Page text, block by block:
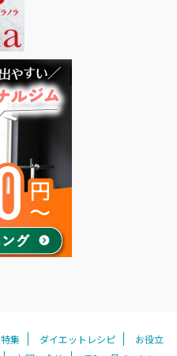
特集 ダイエットレシピ
お役立